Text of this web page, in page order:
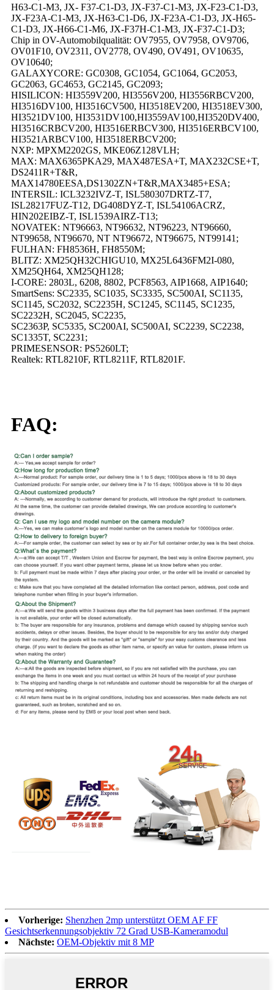
H63-C1-M3, JX- F37-C1-D3, JX-F37-C1-M3, JX-F23-C1-D3,
JX-F23A-C1-M3, JX-H63-C1-D6, JX-F23A-C1-D3, JX-H65-
C1-D3, JX-H66-C1-M6, JX-F37H-C1-M3, JX-F37-C1-D3;
Chip in OV-Automobilqualität: OV7955, OV7958, OV9706,
OV01F10, OV2311, OV2778, OV490, OV491, OV10635,
OV10640;
GALAXYCORE: GC0308, GC1054, GC1064, GC2053,
GC2063, GC4653, GC2145, GC2093;
HISILICON: HI3559V200, HI3556V200, HI3556RBCV200,
HI3516DV100, HI3516CV500, HI3518EV200, HI3518EV300,
HI3521DV100, HI3531DV100,HI3559AV100,HI3520DV400,
HI3516CRBCV200, HI3516ERBCV300, HI3516ERBCV100,
HI3521ARBCV100, HI3518ERBCV200;
NXP: MPXM2202GS, MKE06Z128VLH;
MAX: MAX6365PKA29, MAX487ESA+T, MAX232CSE+T,
DS2411R+T&R,
MAX14780EESA,DS1302ZN+T&R,MAX3485+ESA;
INTERSIL: ICL3232IVZ-T, ISL580307DRTZ-T7,
ISL28217FUZ-T12, DG408DYZ-T, ISL54106ACRZ,
HIN202EIBZ-T, ISL1539AIRZ-T13;
NOVATEK: NT96663, NT96632, NT96223, NT96660,
NT99658, NT96670, NT NT96672, NT96675, NT99141;
FULHAN: FH8536H, FH8550M;
BLITZ: XM25QH32CHIGU10, MX25L6436FM2I-080,
XM25QH64, XM25QH128;
I-CORE: 2803L, 6208, 8802, PCF8563, AIP1668, AIP1640;
SmartSens: SC2335, SC1035, SC3335, SC500AI, SC1135,
SC1145, SC2032, SC2235H, SC1245, SC1145, SC1235,
SC2232H, SC2045, SC2235,
SC2363P, SC5335, SC200AI, SC500AI, SC2239, SC2238,
SC1335T, SC2231;
PRIMESENSOR: PS5260LT;
Realtek: RTL8210F, RTL8211F, RTL8201F.
FAQ:
Vorherige: Shenzhen 2mp unterstützt OEM AF FF
Gesichtserkennungsobjektiv 72 Grad USB-Kameramodul
Nächste: OEM-Objektiv mit 8 MP